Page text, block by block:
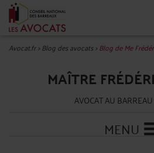
Avocat.fr>Blog des avocats>Blog de Me
MAÎTRE
AVOCAT AU
MENU